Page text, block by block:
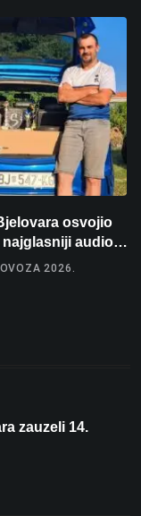
osvojio
najglasniji audio
osobni
2026.
zauzeli 14.